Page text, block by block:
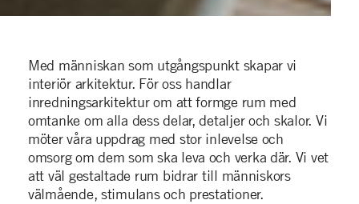
Med människan som utgångspunkt skapar vi
interiör arkitektur. För oss handlar
inredningsarkitektur om att formge rum med
omtanke om alla dess delar, detaljer och skalor. Vi
möter våra uppdrag med stor inlevelse och
omsorg om dem som ska leva och verka där. Vi vet
att väl gestaltade rum bidrar till människors
välmående, stimulans och prestationer.